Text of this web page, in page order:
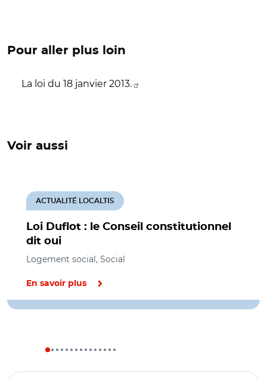
Pour aller plus loin
La loi du 18 janvier 2013.
Voir aussi
Loi Duflot : le Conseil constitutionnel
dit oui
ACTUALITÉ LOCALTIS
Logement social, Social
En savoir plus